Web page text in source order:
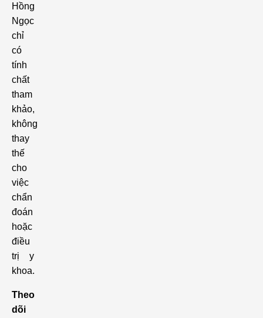
Hồng
Ngọc
chỉ
có
tính
chất
tham
khảo,
không
thay
thế
cho
việc
chẩn
đoán
hoặc
điều
trị y
khoa.
Theo
dõi